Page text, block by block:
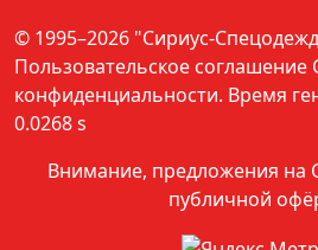
© 1995–2026 "Сириус-
Пользовательское соглашение
конфиденциальности. Время
0.0268 s
Внимание, предложения на
публичной